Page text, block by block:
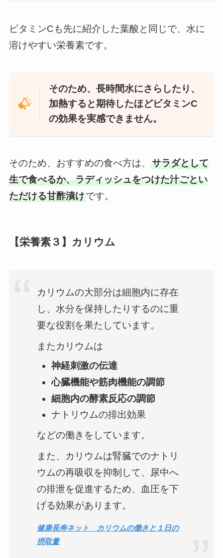
ビタミンCも先に紹介した葉酸と同じで、水に
溶けやすい栄養素です。
そのため、長時間水にさらしたり、
加熱すると期待したほどビタミンC
の効果を実感できません。
そのため、おすすめの食べ方は、 サラダとして
生で食べるか、ラディッシュをつけた汁ごとい
ただける甘酢漬けです。
【栄養素３】カリウム
カリウムの大部分は細胞内に存在
し、水分を保持したりするのに重
要な役割を果たしています。
またカリウムは
神経刺激の伝達
心臓機能や筋肉機能の調節
細胞内の酵素反応の調節
ナトリウムの排出効果
などの働きをしています。
また、カリウムは腎臓でのナトリ
ウムの再吸収を抑制して、尿中へ
の排泄を促進するため、血圧を下
げる効果があります。
健康長寿ネット カリウムの働きと１日の
摂取量